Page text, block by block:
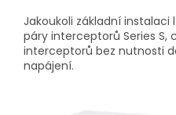
Jakoukoli základní instalaci
páry interceptorů Series S,
interceptorů bez nutnosti
napájení.